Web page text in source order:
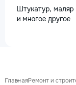
Штукатур, маляр
и многое другое
ГлавнаяРемонт и